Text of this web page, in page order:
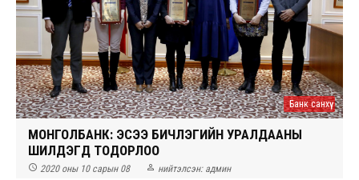
Банк санхүү
МОНГОЛБАНК: ЭСЭЭ БИЧЛЭГИЙН УРАЛДААНЫ
ШИЛДЭГҮҮД ТОДОРЛОО
 2020 оны 10 сарын 08  нийтэлсэн: админ